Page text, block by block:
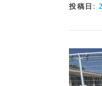
投稿日: